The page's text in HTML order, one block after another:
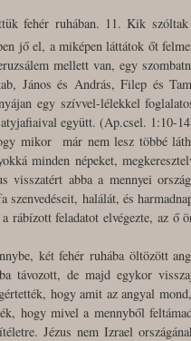
fehér ruhában. 11. Kik
jő el, a miképen láttátok őt
mellett van, egy
János és András, Filep és
egy szívvel-lélekkel
atyjafiaival együtt. (Ap.csel. 1:10-
mikor már nem lesz többé
minden népeket,
visszatért abba a mennyei
halálát, és
rábízott feladatot elvégezte, az ő
két fehér ruhába öltözött
távozott, de majd egykor
hogy amit az angyal
hogy mivel a mennyből
Jézus nem Izrael